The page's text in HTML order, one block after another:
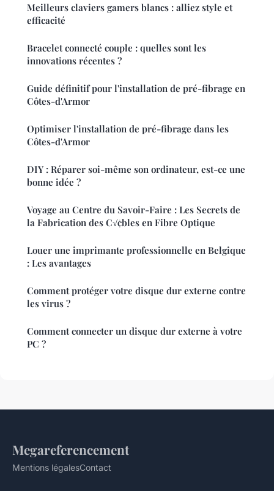
Meilleurs claviers gamers blancs : alliez style et
efficacité
Bracelet connecté couple : quelles sont les
innovations récentes ?
Guide définitif pour l'installation de pré-fibrage en
Côtes-d'Armor
Optimiser l'installation de pré-fibrage dans les
Côtes-d'Armor
DIY : Réparer soi-même son ordinateur, est-ce une
bonne idée ?
Voyage au Centre du Savoir-Faire : Les Secrets de
la Fabrication des C√¢bles en Fibre Optique
Louer une imprimante professionnelle en Belgique
: Les avantages
Comment protéger votre disque dur externe contre
les virus ?
Comment connecter un disque dur externe à votre
PC ?
Megareferencement
Mentions légalesContact